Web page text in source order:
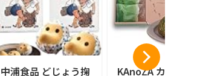
中浦食品 どじょう掬
KAnoZA カノザ 奏で